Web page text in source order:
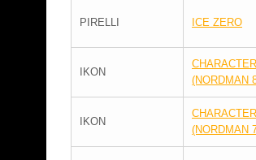
PIRELLI ICE ZERO
IKON
(NORDMAN
IKON
(NORDMAN